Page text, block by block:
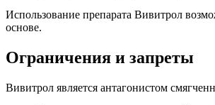
Использование препарата Вивитрол
основе.
Ограничения и запреты
Вивитрол является антагонистом